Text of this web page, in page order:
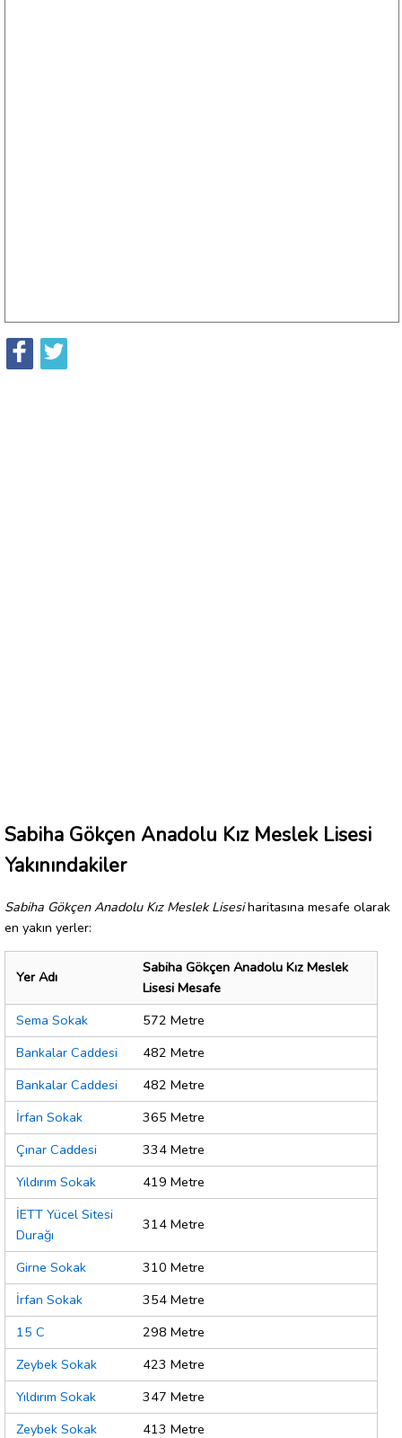
Sabiha Gökçen Anadolu Kız Meslek Lisesi
Yakınındakiler
Sabiha Gökçen Anadolu Kız Meslek Lisesiharitasına mesafe olarak
en yakın yerler:
Yer Adı
Sabiha Gökçen Anadolu Kız Meslek
Lisesi Mesafe
Sema Sokak
572 Metre
Bankalar Caddesi
482 Metre
Bankalar Caddesi
482 Metre
İrfan Sokak
365 Metre
Çınar Caddesi
334 Metre
Yıldırım Sokak
419 Metre
İETT Yücel Sitesi
Durağı
314 Metre
Girne Sokak
310 Metre
İrfan Sokak
354 Metre
15 C
298 Metre
Zeybek Sokak
423 Metre
Yıldırım Sokak
347 Metre
Zeybek Sokak
413 Metre